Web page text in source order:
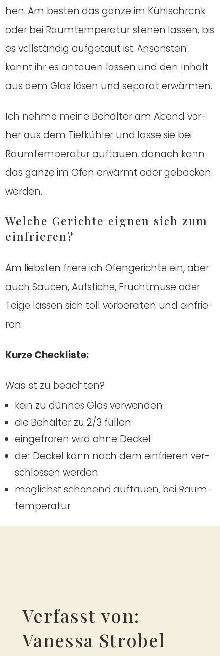
hen. Am bes­ten das gan­ze im Kühl­schrank
oder bei Raum­tem­pe­ra­tur ste­hen las­sen, bis
es voll­stän­dig auf­ge­taut ist. Ansons­ten
könnt ihr es antau­en las­sen und den Inhalt
aus dem Glas lösen und sepa­rat erwär­men.
Ich neh­me mei­ne Behäl­ter am Abend vor­
her aus dem Tief­küh­ler und las­se sie bei
Raum­tem­pe­ra­tur auf­tau­en, danach kann
das gan­ze im Ofen erwärmt oder geba­cken
wer­den.
Wel­che Gerich­te eig­nen sich zum
ein­frie­ren?
Am liebs­ten frie­re ich Ofen­ge­rich­te ein, aber
auch Sau­cen, Auf­sti­che, Frucht­mu­se oder
Tei­ge las­sen sich toll vor­be­rei­ten und ein­frie­
ren.
Kur­ze Check­lis­te:
Was ist zu beach­ten?
kein zu dün­nes Glas ver­wen­den
die Behäl­ter zu 2/3 fül­len
ein­ge­fro­ren wird ohne Deckel
der Deckel kann nach dem ein­frie­ren ver­
schlos­sen wer­den
mög­lichst scho­nend auf­tau­en, bei Raum­
tem­pe­ra­tur
Verfasst von:
Vanessa Strobel